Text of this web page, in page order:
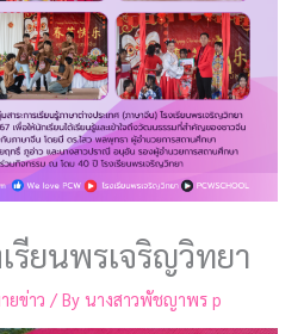
รียนพรเจริญวิทยา
ยข่าว / Byนางสาวพัชญาพร p